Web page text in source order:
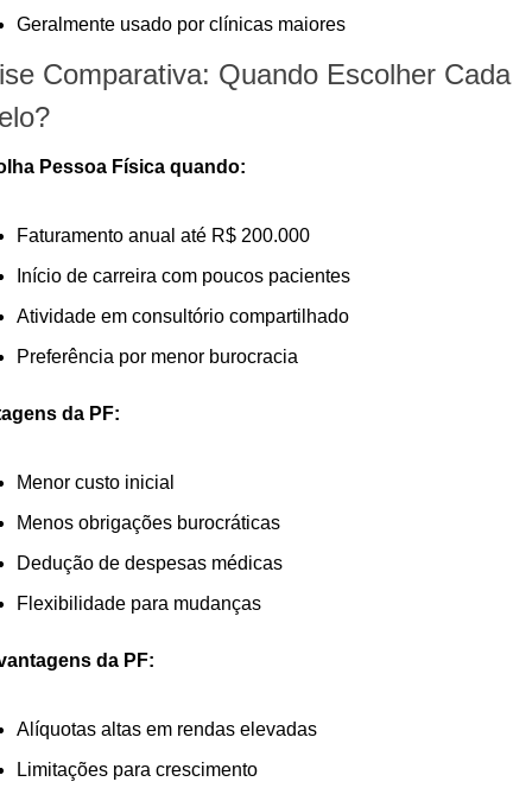
Geralmente usado por clínicas maiores
Comparativa: Quando Escolher Cada
Pessoa Física quando:
Faturamento anual até R$ 200.000
Início de carreira com poucos pacientes
Atividade em consultório compartilhado
Preferência por menor burocracia
da PF:
Menor custo inicial
Menos obrigações burocráticas
Dedução de despesas médicas
Flexibilidade para mudanças
da PF:
Alíquotas altas em rendas elevadas
Limitações para crescimento